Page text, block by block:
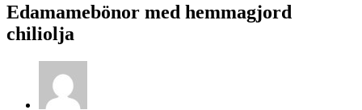
Edamamebönor med hemmagjord
chiliolja